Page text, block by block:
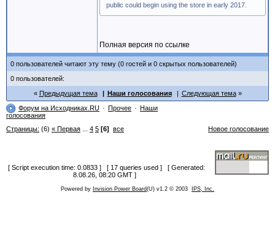
public could begin using the store in early 2017.
Полная версия по ссылке
0 пользователей читают эту тему (0 гостей и 0 скрытых пользователей)
0 пользователей:
Предыдущая тема
Наши голосования
Следующая тема
Форум на Исходниках.RU
Прочее
Наши
голосования
Страницы: (6) « Первая 4 5 [6] все Новое голосование
[ Script execution time: 0.0833 ] [ 17 queries used ] [ Generated:
8.08.26, 08:20 GMT ]
Powered by Invision Power Board(U) v1.2 © 2003 IPS, Inc.